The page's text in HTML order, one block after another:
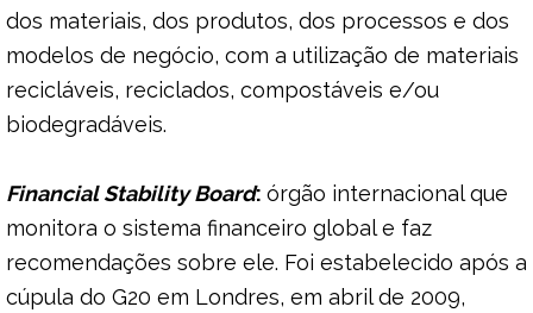
dos materiais, dos produtos, dos processos e dos
modelos de negócio, com a utilização de materiais
recicláveis, reciclados, compostáveis e/ou
biodegradáveis.
Financial Stability Board: órgão internacional que
monitora o sistema financeiro global e faz
recomendações sobre ele. Foi estabelecido após a
cúpula do G20 em Londres, em abril de 2009,